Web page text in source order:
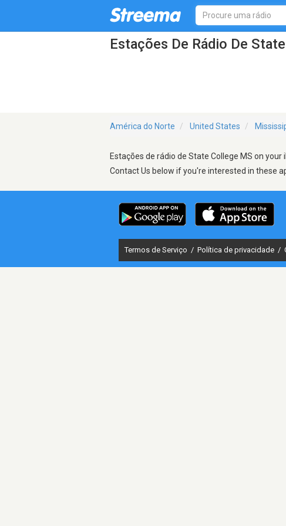
Estações De Rádio De
América do Norte United States
Estações de rádio de State College MS on
Contact Us below if you're interested in these
Termos de Serviço / Política de privacidade /